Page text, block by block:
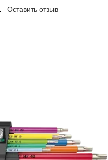
Оставить отзыв